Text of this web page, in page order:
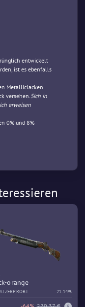
entwickelt
ist es ebenfalls
Metalliclacken
versehen.Sich in
erweisen
0% und 8%
orange
21.14%